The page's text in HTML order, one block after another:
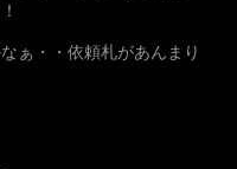
ぁ・・依頼札があんまり